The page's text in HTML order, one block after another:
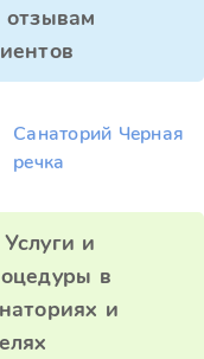
отзывам
Санаторий Черная
речка
и
в
и